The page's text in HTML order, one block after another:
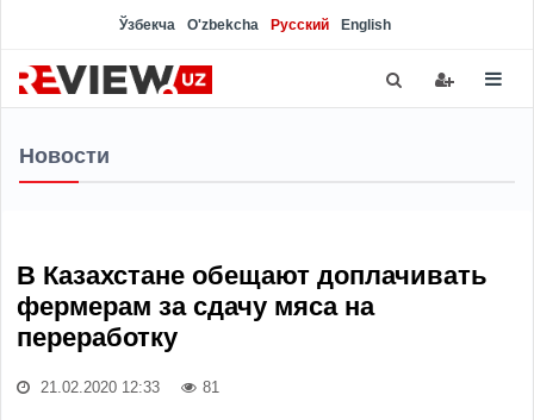
Ўзбекча O'zbekcha Русский English
Новости
В Казахстане обещают доплачивать
фермерам за сдачу мяса на
переработку
21.02.2020 12:33 81